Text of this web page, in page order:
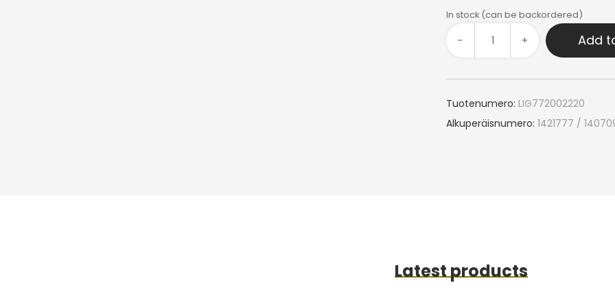
In stock (can be backordered)
- + Add
Tuotenumero: LIG772002220
Alkuperäisnumero: 1421777 /
Latest products